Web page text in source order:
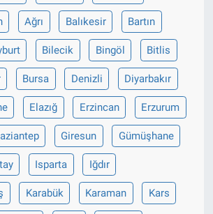
Ağrı Balıkesir Bartın
Bilecik Bingöl Bitlis
Bursa Denizli Diyarbakır
Elazığ Erzincan Erzurum
Giresun Gümüşhane
Isparta Iğdır
Karabük Karaman Kars